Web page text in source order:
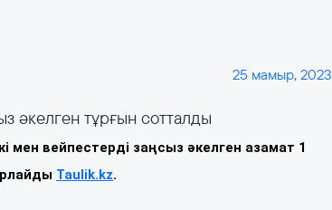
25 мамыр, 2023
әкелген тұрғын сотталды
вейпестерді заңсыз әкелген азамат 1
Taulik.kz.